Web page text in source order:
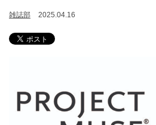
雑誌部 2025.04.16